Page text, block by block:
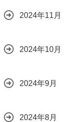
2024年11月
2024年10月
2024年9月
2024年8月